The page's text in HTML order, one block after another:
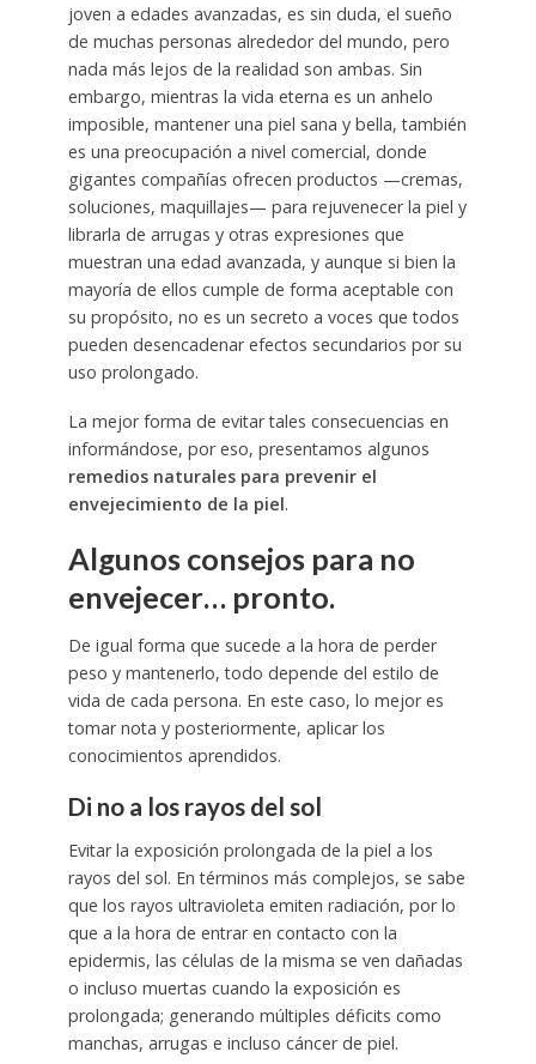
joven a edades avanzadas, es sin duda, el sueño
de muchas personas alrededor del mundo, pero
nada más lejos de la realidad son ambas. Sin
embargo, mientras la vida eterna es un anhelo
imposible, mantener una piel sana y bella, también
es una preocupación a nivel comercial, donde
gigantes compañías ofrecen productos —cremas,
soluciones, maquillajes— para rejuvenecer la piel y
librarla de arrugas y otras expresiones que
muestran una edad avanzada, y aunque si bien la
mayoría de ellos cumple de forma aceptable con
su propósito, no es un secreto a voces que todos
pueden desencadenar efectos secundarios por su
uso prolongado.
La mejor forma de evitar tales consecuencias en
informándose, por eso, presentamos algunos
remedios naturales para prevenir el
envejecimiento de la piel.
Algunos consejos para no
envejecer… pronto.
De igual forma que sucede a la hora de perder
peso y mantenerlo, todo depende del estilo de
vida de cada persona. En este caso, lo mejor es
tomar nota y posteriormente, aplicar los
conocimientos aprendidos.
Di no a los rayos del sol
Evitar la exposición prolongada de la piel a los
rayos del sol. En términos más complejos, se sabe
que los rayos ultravioleta emiten radiación, por lo
que a la hora de entrar en contacto con la
epidermis, las células de la misma se ven dañadas
o incluso muertas cuando la exposición es
prolongada; generando múltiples déficits como
manchas, arrugas e incluso cáncer de piel.